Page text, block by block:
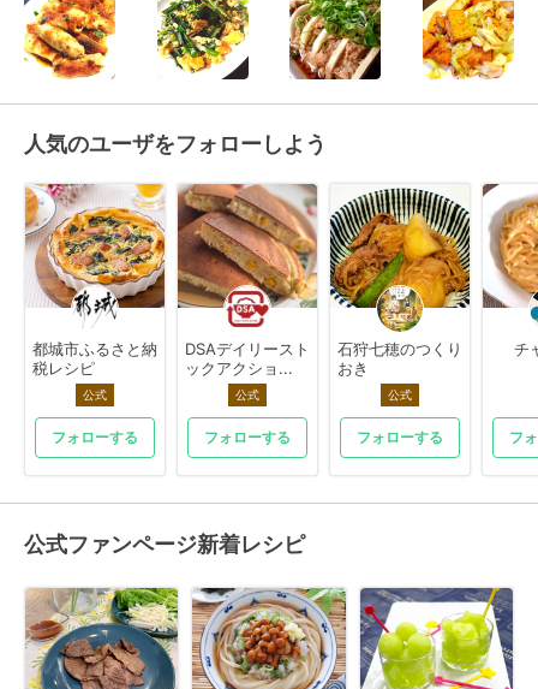
人気のユーザをフォローしよう
都城市ふるさと納
税レシピ
公式
フォローする
DSAデイリースト
ックアクショ...
公式
フォローする
石狩七穂のつくり
おき
公式
フォローする
チ
フ
公式ファンページ新着レシピ